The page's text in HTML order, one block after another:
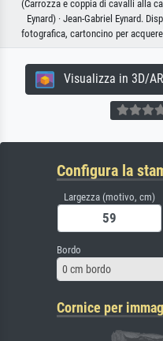
(Carrozza e coppia di cavalli alla
Eynard) · Jean-Gabriel Eynard.
fotografica, cartoncino per
Visualizza in 3D/AR
Configura la
Largezza (motivo, cm)
Bordo
0 cm bordo
Cornice per